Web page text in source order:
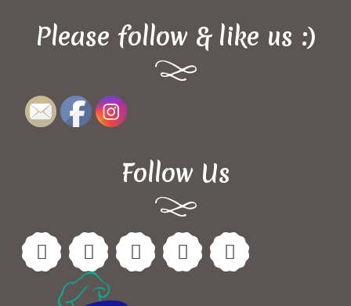
Please follow & like us :)
Follow Us